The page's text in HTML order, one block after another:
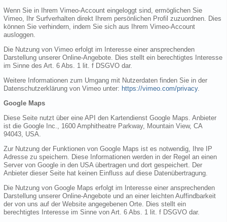
Wenn Sie in Ihrem Vimeo-Account eingeloggt sind, ermöglichen Sie
Vimeo, Ihr Surfverhalten direkt Ihrem persönlichen Profil zuzuordnen. Dies
können Sie verhindern, indem Sie sich aus Ihrem Vimeo-Account
ausloggen.
Die Nutzung von Vimeo erfolgt im Interesse einer ansprechenden
Darstellung unserer Online-Angebote. Dies stellt ein berechtigtes Interesse
im Sinne des Art. 6 Abs. 1 lit. f DSGVO dar.
Weitere Informationen zum Umgang mit Nutzerdaten finden Sie in der
Datenschutzerklärung von Vimeo unter: https://vimeo.com/privacy.
Google Maps
Diese Seite nutzt über eine API den Kartendienst Google Maps. Anbieter
ist die Google Inc., 1600 Amphitheatre Parkway, Mountain View, CA
94043, USA.
Zur Nutzung der Funktionen von Google Maps ist es notwendig, Ihre IP
Adresse zu speichern. Diese Informationen werden in der Regel an einen
Server von Google in den USA übertragen und dort gespeichert. Der
Anbieter dieser Seite hat keinen Einfluss auf diese Datenübertragung.
Die Nutzung von Google Maps erfolgt im Interesse einer ansprechenden
Darstellung unserer Online-Angebote und an einer leichten Auffindbarkeit
der von uns auf der Website angegebenen Orte. Dies stellt ein
berechtigtes Interesse im Sinne von Art. 6 Abs. 1 lit. f DSGVO dar.